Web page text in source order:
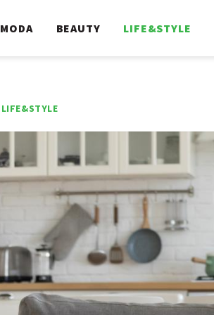
MODA BEAUTY LIFE&STYLE
LIFE&STYLE